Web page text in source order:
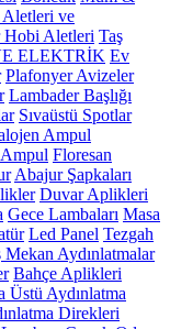
ve
Hobi Aletleri Taş
ELEKTRİK Ev
Plafonyer Avizeler
Lambader Başlığı
Sıvaüstü Spotlar
Ampul
Ampul Floresan
Abajur Şapkaları
Duvar Aplikleri
Gece Lambaları Masa
Led Panel Tezgah
Mekan Aydınlatmalar
Bahçe Aplikleri
Üstü Aydınlatma
Direkleri